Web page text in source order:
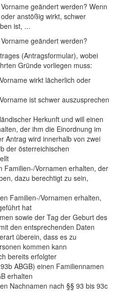
Vorname geändert werden? Wenn
anstößig wirkt, schwer
ist, ...
Vorname geändert werden?
(Antragsformular), wobei
Gründe vorliegen muss:
wirkt lächerlich oder
ist schwer auszusprechen
Herkunft und will einen
der ihm die Einordnung im
Antrag wird innerhalb von zwei
der österreichischen
Familien-/Vornamen erhalten, der
dazu berechtigt zu sein,
Familien-/Vornamen erhalten,
hat
sowie der Tag der Geburt des
den entsprechenden Daten
überein, dass es zu
kommen kann
bereits erfolgter
ABGB) einen Familiennamen
erhalten
Nachnamen nach §§ 93 bis 93c